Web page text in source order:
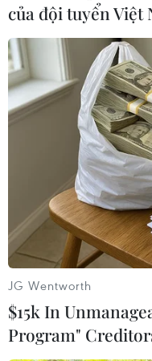
Tuy nhiên, về lâu
vẫn chưa xứng
trưởng Trần
nghiệp Việt Nam
chiến lược thâm
này./.
của đội tuyển Việt
JG Wentworth
$15k In
Program"